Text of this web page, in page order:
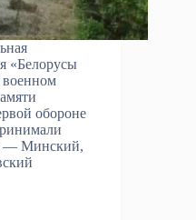
«Белорусы
обороне
— Минский,